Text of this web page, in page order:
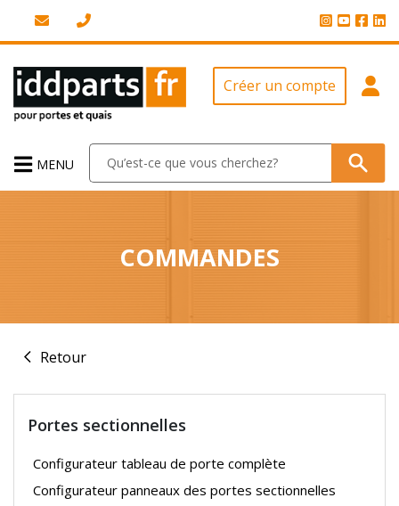
Créer un compte
MENU
COMMANDES
Retour
Portes sectionnelles
Configurateur tableau de porte complète
Configurateur panneaux des portes sectionnelles